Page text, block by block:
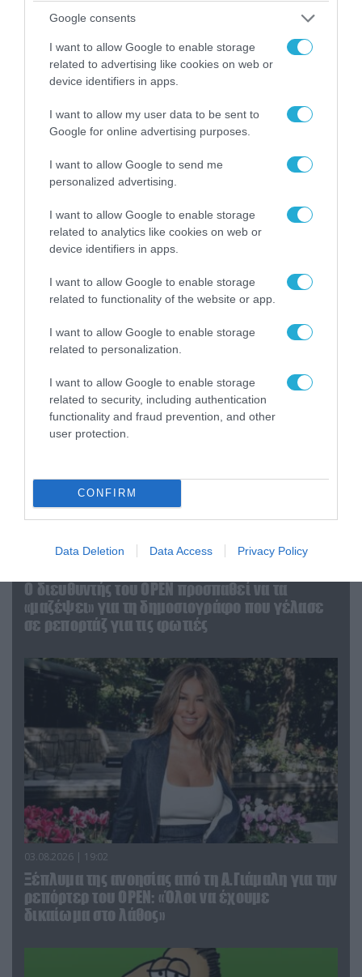
Google consents
I want to allow Google to enable storage
related to advertising like cookies on web or
device identifiers in apps.
I want to allow my user data to be sent to
Google for online advertising purposes.
I want to allow Google to send me
personalized advertising.
I want to allow Google to enable storage
related to analytics like cookies on web or
device identifiers in apps.
I want to allow Google to enable storage
related to functionality of the website or app.
I want to allow Google to enable storage
related to personalization.
I want to allow Google to enable storage
related to security, including authentication
functionality and fraud prevention, and other
user protection.
CONFIRM
Data Deletion Data Access Privacy Policy
04.08.2026 | 15:02
Αυτή την ώρα το τελευταίο «αντίο» στον πρώην
υπουργό Ι.Βαρβιτσιώτη (φωτο)
04.08.2026 | 13:02
Η ανακοίνωση του Πανελλήνιου Σωματείου
που γέλασε στη φωτιά
O διευθυντής του OPEN προσπαθεί να τα
«μαζέψει» για τη δημοσιογράφο που γέλασε
σε ρεπορτάζ για τις φωτιές
03.08.2026 | 19:02
Ξέπλυμα της ανοησίας από τη Α.Γιάμαλη για την
ρεπόρτερ του ΟΡΕΝ: «Όλοι να έχουμε
δικαίωμα στο λάθος»